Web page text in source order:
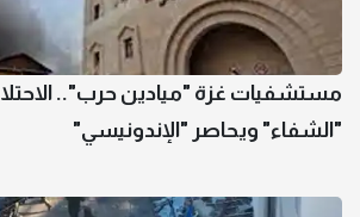
مستشفيات غزة "ميادين حرب"..
"الشفاء" ويحاصر "الإندونيسي"